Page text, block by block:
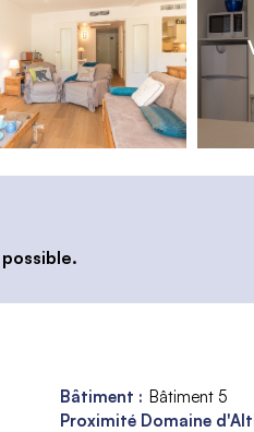
Bâtiment : Bâtiment 5
Proximité Domaine